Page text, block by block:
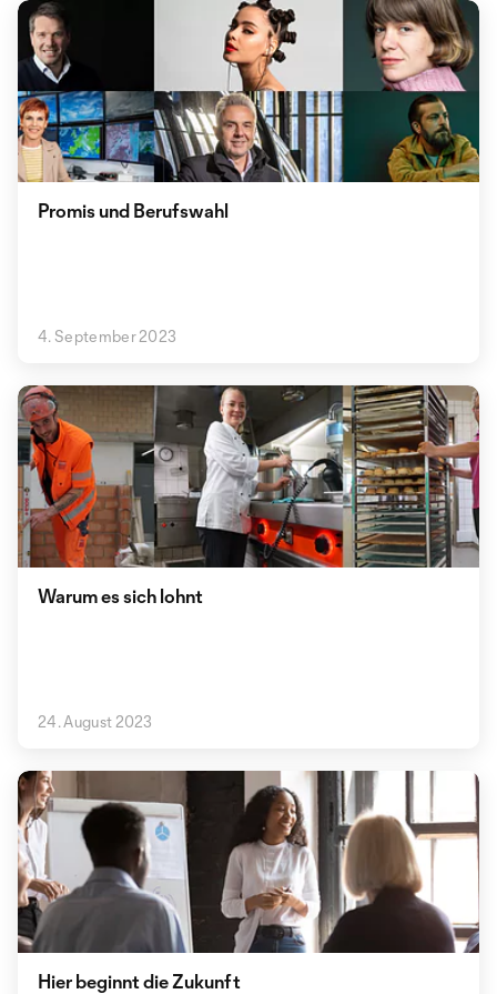
Promis und Berufswahl
4. September 2023
Warum es sich lohnt
24. August 2023
Hier beginnt die Zukunft